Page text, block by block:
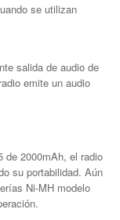
se utilizan
salida de audio de
emite un audio
de 2000mAh, el radio
su portabilidad. Aún
Ni-MH modelo